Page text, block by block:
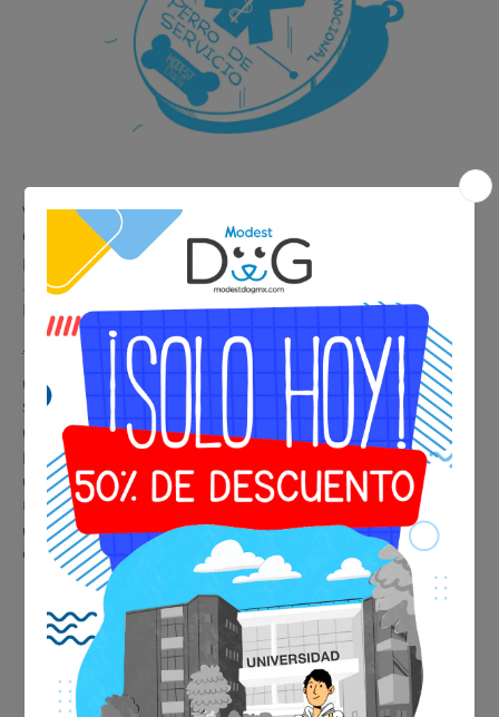
Viaja, vive y muévete con tu perro sin barreras. Con la
Oficial Internacional de Modest Dog®️, tendrás un distintivo
premium que respalda a tu compañero como
Servicio
Animal de Apoyo Emocional (ESA)
México y el mundo.
🐾
Beneficios de tu placa ESA o de Servicio
✔️ Identificación inmediata y profesional en cualquier
situación
✔️ Aceptada en aerolíneas, hoteles, restaurantes y espacios
públicos
✔️ Respaldo legal en viviendas y condominios con
restricciones
✔️ Diseño metálico premium, duradero y elegante para el
collar o arnés
🩺 Consulta de Valoración
Psiquiátrica